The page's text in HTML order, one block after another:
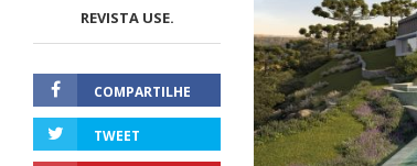
REVISTA USE.
COMPARTILHE
TWEET